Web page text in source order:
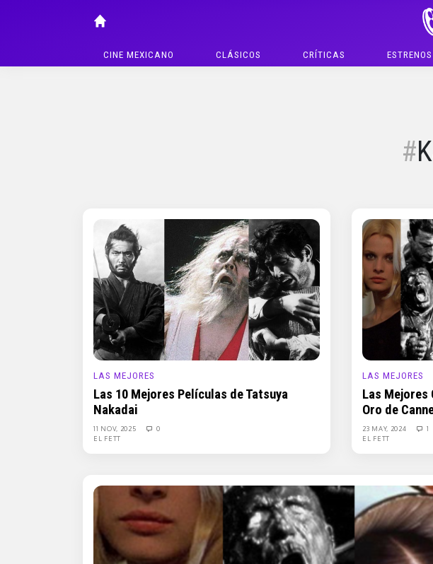
CINE MEXICANO CLÁSICOS CRÍTICAS ESTRENOS
LAS MEJORES
Las 10 Mejores Películas de Tatsuya
Nakadai
11 NOV, 2025
0
EL FETT
LAS MEJORES
Las Mejores
Oro de
23 MAY, 2024
1
EL FETT